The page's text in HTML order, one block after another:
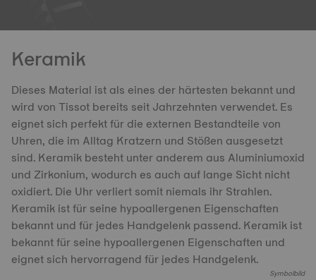
Keramik
Dieses Material ist als eines der härtesten bekannt und
wird von Tissot bereits seit Jahrzehnten verwendet. Es
eignet sich perfekt für die externen Bestandteile von
Uhren, die im Alltag Kratzern und Stößen ausgesetzt
sind. Keramik besteht unter anderem aus Aluminiumoxid
und Zirkonium, wodurch es auch auf lange Sicht nicht
oxidiert. Die Uhr verliert somit niemals ihr Strahlen.
Keramik ist für seine hypoallergenen Eigenschaften
bekannt und für jedes Handgelenk passend. Keramik ist
bekannt für seine hypoallergenen Eigenschaften und
eignet sich hervorragend für jedes Handgelenk.
Symbolbild